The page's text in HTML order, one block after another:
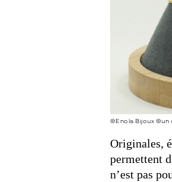
©Enola Bijoux ©un
Originales,
permettent
n’est pas